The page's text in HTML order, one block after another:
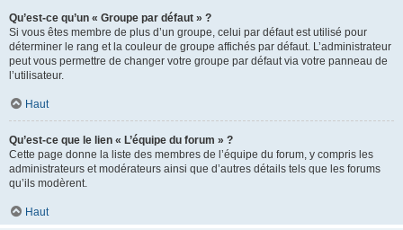
Qu’est-ce qu’un « Groupe par défaut » ?
Si vous êtes membre de plus d’un groupe, celui par défaut est utilisé pour
déterminer le rang et la couleur de groupe affichés par défaut. L’administrateur
peut vous permettre de changer votre groupe par défaut via votre panneau de
l’utilisateur.
Haut
Qu’est-ce que le lien « L’équipe du forum » ?
Cette page donne la liste des membres de l’équipe du forum, y compris les
administrateurs et modérateurs ainsi que d’autres détails tels que les forums
qu’ils modèrent.
Haut